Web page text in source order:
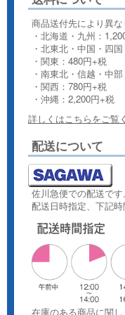
商品送付先により異な
・北海道・九州：
・北東北・中国・四
・関東：480円+税
・南東北・信越・中
・関西：780円+税
・沖縄：2,200円+税
詳しくはこちらをご覧
配送について
佐川急便での配送です。
配送日時指定、下記時
在庫のある商品に関し